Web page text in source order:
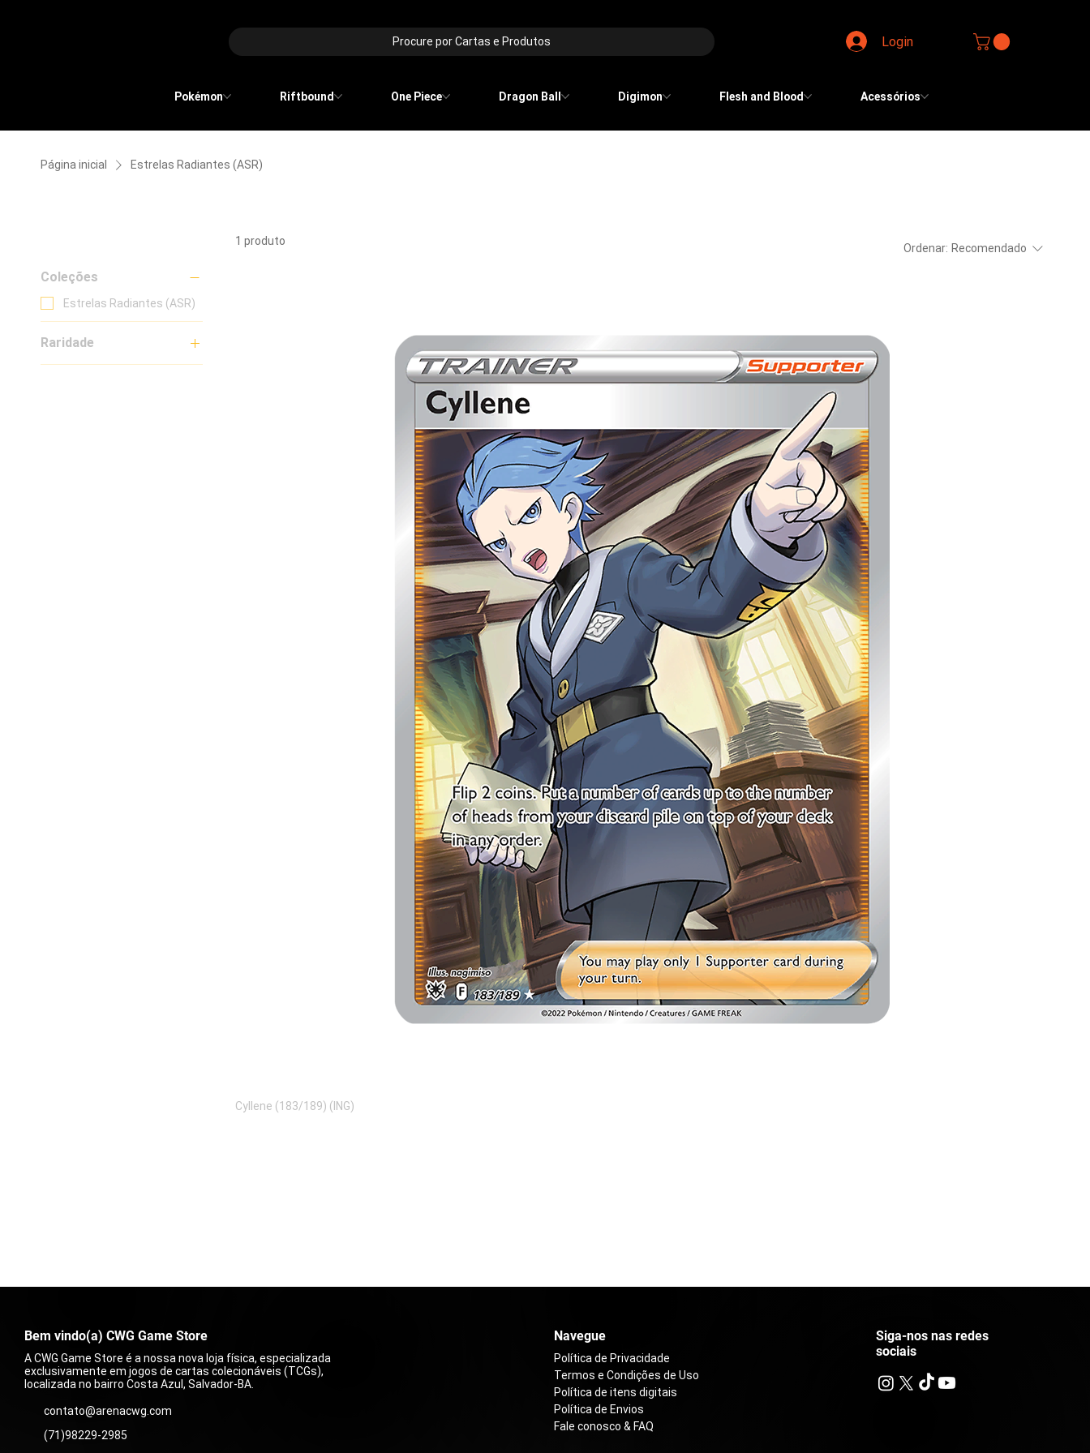
arenacwg.com
Pokémon Riftbound One Piece Dragon Ball Digimon Flesh and Blood Acessórios
Procure por Cartas e Produtos Login
Página inicial Estrelas Radiantes (ASR)
Coleções
Estrelas Radiantes (ASR)
Raridade
Rara Ultra
1 produto
Ordenar: Recomendado
Cyllene (183/189) (ING)
Bem vindo(a) CWG Game Store
A CWG Game Store é a nossa nova loja física, especializada
exclusivamente em jogos de cartas colecionáveis (TCGs),
localizada no bairro Costa Azul, Salvador-BA.
contato@arenacwg.com
(71)98229-2985
Navegue
Política de Privacidade
Termos e Condições de Uso
Política de itens digitais
Política de Envios
Fale conosco & FAQ
Siga-nos nas redes
sociais